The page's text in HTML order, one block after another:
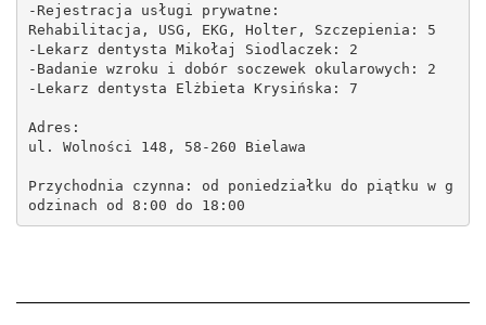
-Rejestracja usługi prywatne:
Rehabilitacja, USG, EKG, Holter, Szczepienia: 5
-Lekarz dentysta Mikołaj Siodlaczek: 2
-Badanie wzroku i dobór soczewek okularowych: 2
-Lekarz dentysta Elżbieta Krysińska: 7
Adres:
ul. Wolności 148, 58-260 Bielawa
Przychodnia czynna: od poniedziałku do piątku w g
odzinach od 8:00 do 18:00